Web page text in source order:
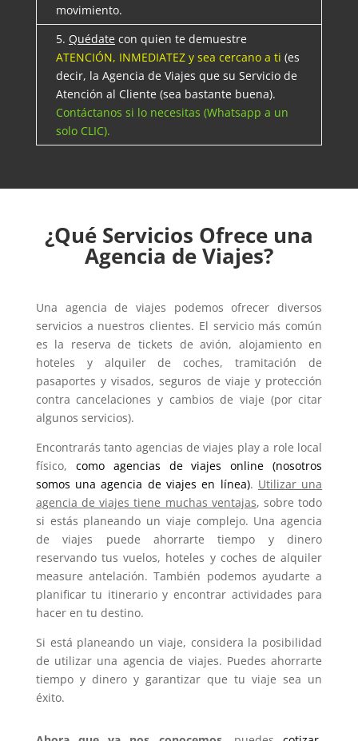
movimiento.
5. Quédatecon quien te demuestre
ATENCIÓN, INMEDIATEZ y sea cercano a ti (es
decir, la Agencia de Viajes que su Servicio de
Atención al Cliente (sea bastante buena).
Contáctanos si lo necesitas (Whatsapp a un
solo CLIC).
¿Qué Servicios Ofrece una
Agencia de Viajes?
Una agencia de viajes podemos ofrecer diversos
servicios a nuestros clientes. El servicio más común
es la reserva de tickets de avión, alojamiento en
hoteles y alquiler de coches, tramitación de
pasaportes y visados, seguros de viaje y protección
contra cancelaciones y cambios de viaje (por citar
algunos servicios).
Encontrarás tanto agencias de viajes play a role local
físico, como agencias de viajes online (nosotros
somos una agencia de viajes en línea). Utilizar una
agencia de viajes tiene muchas ventajas, sobre todo
si estás planeando un viaje complejo. Una agencia
de viajes puede ahorrarte tiempo y dinero
reservando tus vuelos, hoteles y coches de alquiler
measure antelación. También podemos ayudarte a
planificar tu itinerario y encontrar actividades para
hacer en tu destino.
Si está planeando un viaje, considera la posibilidad
de utilizar una agencia de viajes. Puedes ahorrarte
tiempo y dinero y garantizar que tu viaje sea un
éxito.